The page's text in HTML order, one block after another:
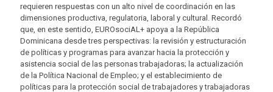
requieren respuestas con un alto nivel de coordinación en las
dimensiones productiva, regulatoria, laboral y cultural. Recordó
que, en este sentido, EUROsociAL+ apoya a la República
Dominicana desde tres perspectivas: la revisión y estructuración
de políticas y programas para avanzar hacia la protección y
asistencia social de las personas trabajadoras; la actualización
de la Política Nacional de Empleo; y el establecimiento de
políticas para la protección social de trabajadores y trabajadoras